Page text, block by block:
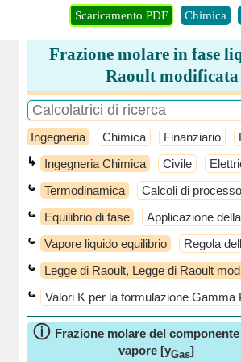
Scaricamento PDF Chimica
Frazione molare in fase
Raoult
Ingegneria Chimica Finanziario
↳ Ingegneria Chimica Civile
⤿ Termodinamica Calcoli di processo
⤿ Equilibrio di fase Applicazione
⤿ Vapore liquido equilibrio Regola
⤿ Legge di Raoult, Legge di Raoult
⤿ Valori K per la formulazione Gamma
ⓘ Frazione molare del
vapore [yGas]